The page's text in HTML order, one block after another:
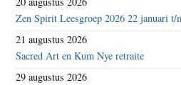
Zen Spirit Leesgroep 2026 22 januari t/
21 augustus 2026
Sacred Art en Kum Nye retraite
29 augustus 2026